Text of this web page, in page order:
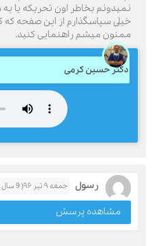
نميدونم بخاطر اون تحريكه يا
خيلى سپاسگذارم از اين صفحه
ممنون ميشم راهنمايى كنيد.
دکتر حسین کرمی
رسول جمعه ۹ تیر ۹۶( 9 سال پیش)
مشاهده پرسش